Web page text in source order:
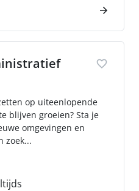
op uiteenlopende
blijven groeien? Sta je
omgevingen en
zoek...